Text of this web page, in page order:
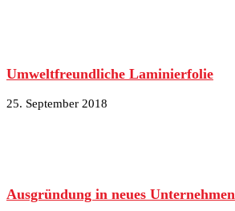
Umweltfreundliche Laminierfolie
25. September 2018
Ausgründung in neues Unternehmen